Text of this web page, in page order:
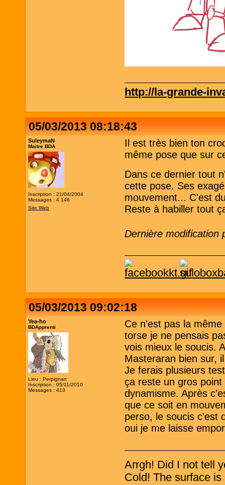
http://la-grande-
05/03/2013 08:18:43
SuleymaN
Maitre BDA
Inscription : 21/04/2004
Messages : 4 146
Site Web
Il est très bien ton
même pose que sur
Dans ce dernier tout
cette pose. Ses
mouvement... C'est
Reste à habiller tout
Dernière modification
05/03/2013 09:02:18
Yea-ho
BDApprenti
Lieu : Perpignan
Inscription : 05/11/2010
Messages : 413
Ce n'est pas la
torse je ne pensais
vois mieux le soucis.
Masteraran bien sur,
Je ferais plusieurs
ça reste un gros
dynamisme. Après
que ce soit en
perso, le soucis c'est
oui je me laisse
Arrgh! Did I not tell
Cold! The surface